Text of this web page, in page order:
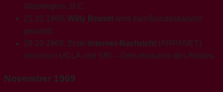
Washington, D.C.
21.10.1969: Willy Brandt wird zum Bundeskanzler
gewählt.
29.10.1969: Erste Internet-Nachricht (ARPANET)
zwischen UCLA und SRI – Geburtsstunde des Netzes.
November 1969